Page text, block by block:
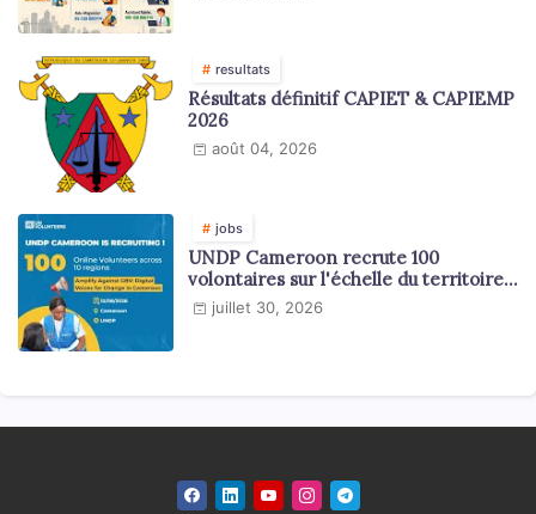
resultats
Résultats définitif CAPIET & CAPIEMP
2026
août 04, 2026
jobs
UNDP Cameroon recrute 100
volontaires sur l'échelle du territoire
national
juillet 30, 2026